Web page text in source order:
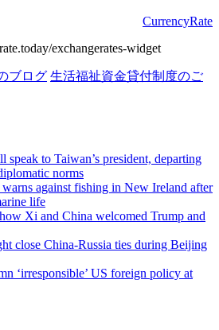
CurrencyRate
exchangerates-widget
ブログ 生活福祉資金貸付制度のご
speak to Taiwan’s president, departing
norms
against fishing in New Ireland after
life
Xi and China welcomed Trump and
close China-Russia ties during Beijing
‘irresponsible’ US foreign policy at